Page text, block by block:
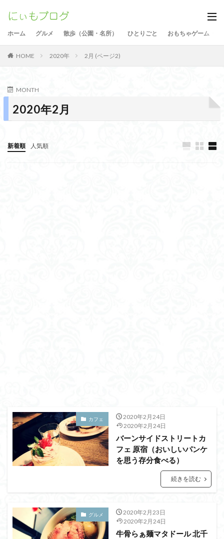
ホーム グルメ 散歩（公園・名所） ひとりごと おもちゃゲーム
HOME 2020年 2月 (ページ2)
MONTH
2020年2月
新着順 人気順
カフェ
2020年2月24日
2020年2月24日
バーンサイドストリートカ
フェ 原宿（おいしいパンケ
を思う存分食べる）
続きを読む
グルメ
2020年2月23日
2020年2月24日
牛骨らぁ麺マタドール 北千